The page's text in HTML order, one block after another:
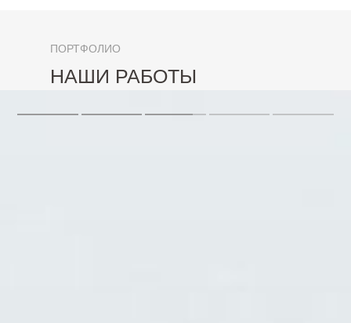
ПОРТФОЛИО
НАШИ РАБОТЫ